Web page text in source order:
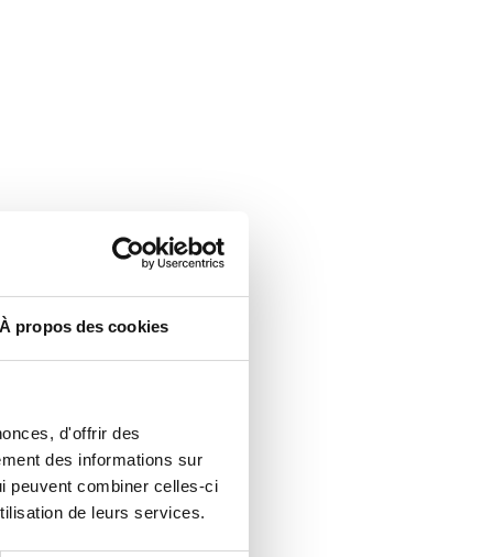
À propos des cookies
d'offrir des
des informations sur
peuvent combiner celles-ci
de leurs services.